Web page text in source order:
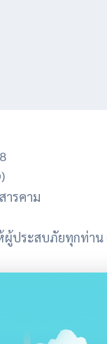
ารคาม
ผู้ประสบภัยทุกท่า